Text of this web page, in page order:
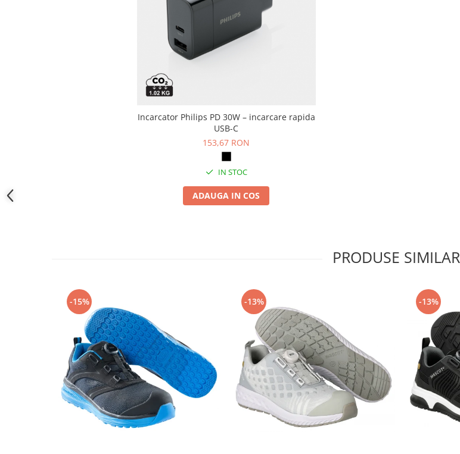
Incaltaminte
Accesorii pentru protectia capului
Casti de protectie
Ochelari de protectie si viziere
Masti de protectie respiratorie
Sepci, caciuli si esarfe
Pachete promotionale
Accesorii pentru protectia muncii
Incarcator Philips PD 30W – incarcare rapida
USB-C
153,67 RON
IN STOC
ADAUGA IN COS
PRODUSE
-15% -13% -13%